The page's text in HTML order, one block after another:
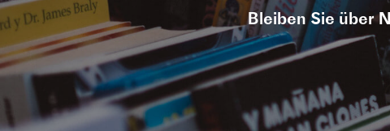
Bleiben Sie über